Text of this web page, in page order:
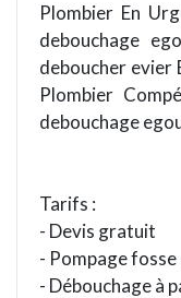
Plombier En
debouchage
deboucher
Plombier
debouchage
Tarifs :
- Devis gratuit
- Pompage
- Débouchage à